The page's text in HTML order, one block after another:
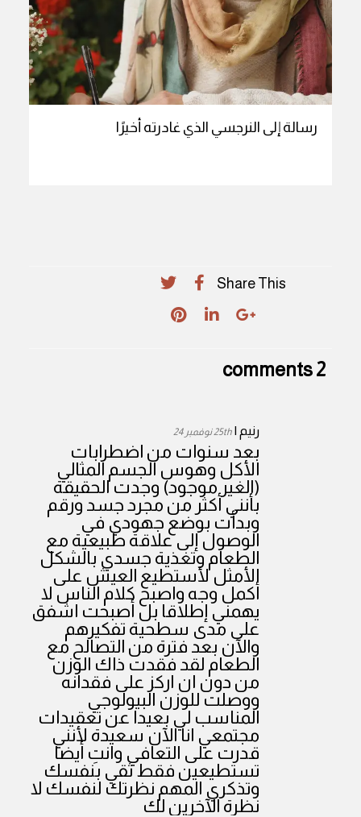
رسالة إلى النرجسي الذي غادرته أخيرًا
Share This
2 comments
رنيم | 25th نوفمبر 24
بعد سنوات من اضطرابات
الأكل وهوس الجسم المثالي
(الغير موجود) وجدت الحقيقة
بأنني أكثر من مجرد جسد ورقم
وبدأت بوضع جهودي في
الوصول إلى علاقة طبيعية مع
الطعام وتغذية جسدي بالشكل
الأمثل لأستطيع العيش على
أكمل وجه واصبح كلام الناس لا
يهمني إطلاقا بل أصبحت اشفق
على مدى سطحية تفكيرهم
والآن بعد فترة من التصالح مع
الطعام لقد فقدت ذاك الوزن
من دون ان اركز على فقدانه
ووصلت للوزن البيولوجي
المناسب لي بعيدا عن تعقيدات
مجتمعي انا الآن سعيدة لأنني
قدرت على التعافي وانتِ أيضا
تستطيعين فقط ثقي بنفسك
وتذكري المهم نظرتك لنفسك لا
نظرة الآخرين لك